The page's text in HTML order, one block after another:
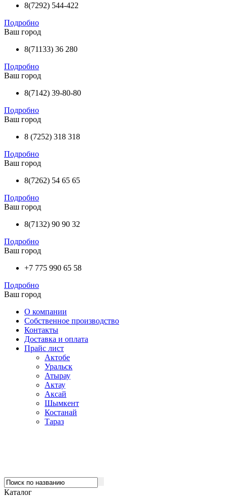
8(7292) 544-422
Подробно
Ваш город
8(71133) 36 280
Подробно
Ваш город
8(7142) 39-80-80
Подробно
Ваш город
8 (7252) 318 318
Подробно
Ваш город
8(7262) 54 65 65
Подробно
Ваш город
8(7132) 90 90 32
Подробно
Ваш город
+7 775 990 65 58
Подробно
Ваш город
О компании
Собственное производство
Контакты
Доставка и оплата
Прайс лист
Актобе
Уральск
Атырау
Актау
Аксай
Шымкент
Костанай
Тараз
Каталог